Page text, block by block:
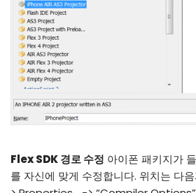
Flex SDK 경로 수정 아이폰 패키지가
를 자신에 맞게 수정합니다. 위치는 다